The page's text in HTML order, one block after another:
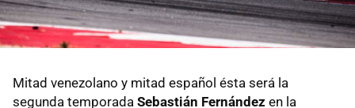
Mitad venezolano y mitad español ésta será la
segunda temporada Sebastián Fernández en la